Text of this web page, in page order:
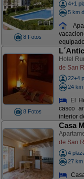
8 Fotos
4+1
5 km
8 Fotos
Hotel
de San
22+4
24 km
El
casco
interior
Casa
de San
4
27 km